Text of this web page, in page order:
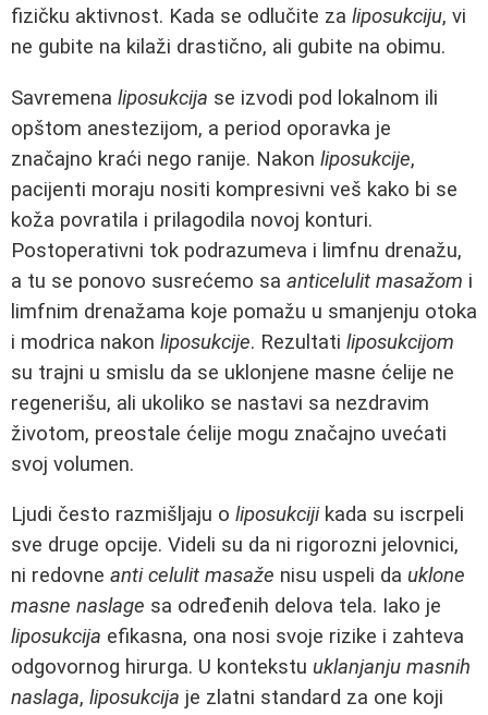
fizičku aktivnost. Kada se odlučite za liposukciju, vi
ne gubite na kilaži drastično, ali gubite na obimu.
Savremena liposukcija se izvodi pod lokalnom ili
opštom anestezijom, a period oporavka je
značajno kraći nego ranije. Nakon liposukcije,
pacijenti moraju nositi kompresivni veš kako bi se
koža povratila i prilagodila novoj konturi.
Postoperativni tok podrazumeva i limfnu drenažu,
a tu se ponovo susrećemo sa anticelulit masažom i
limfnim drenažama koje pomažu u smanjenju otoka
i modrica nakon liposukcije. Rezultati liposukcijom
su trajni u smislu da se uklonjene masne ćelije ne
regenerišu, ali ukoliko se nastavi sa nezdravim
životom, preostale ćelije mogu značajno uvećati
svoj volumen.
Ljudi često razmišljaju o liposukcijikada su iscrpeli
sve druge opcije. Videli su da ni rigorozni jelovnici,
ni redovne anti celulit masaže nisu uspeli da uklone
masne naslage sa određenih delova tela. Iako je
liposukcija efikasna, ona nosi svoje rizike i zahteva
odgovornog hirurga. U kontekstu uklanjanju masnih
naslaga, liposukcija je zlatni standard za one koji